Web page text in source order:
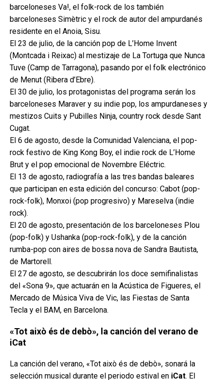
barceloneses Va!, el folk-rock de los también
barceloneses Simètric y el rock de autor del ampurdanés
residente en el Anoia, Sisu.
El 23 de julio, de la canción pop de L’Home Invent
(Montcada i Reixac) al mestizaje de La Tortuga que Nunca
Tuve (Camp de Tarragona), pasando por el folk electrónico
de Menut (Ribera d’Ebre).
El 30 de julio, los protagonistas del programa serán los
barceloneses Maraver y su indie pop, los ampurdaneses y
mestizos Cuits y Pubilles Ninja, country rock desde Sant
Cugat.
El 6 de agosto, desde la Comunidad Valenciana, el pop-
rock festivo de King Kong Boy, el indie rock de L’Home
Brut y el pop emocional de Novembre Eléctric.
El 13 de agosto, radiografía a las tres bandas baleares
que participan en esta edición del concurso: Cabot (pop-
rock-folk), Monxoi (pop progresivo) y Mareselva (indie
rock).
El 20 de agosto, presentación de los barceloneses Plou
(pop-folk) y Ushanka (pop-rock-folk), y de la canción
rumba-pop con aires de bossa nova de Sandra Bautista,
de Martorell.
El 27 de agosto, se descubrirán los doce semifinalistas
del «Sona 9», que actuarán en la Acústica de Figueres, el
Mercado de Música Viva de Vic, las Fiestas de Santa
Tecla y el BAM, en Barcelona.
«Tot això és de debò», la canción del verano de
iCat
La canción del verano, «Tot això és de debò», sonará la
selección musical durante el periodo estival en iCat. El